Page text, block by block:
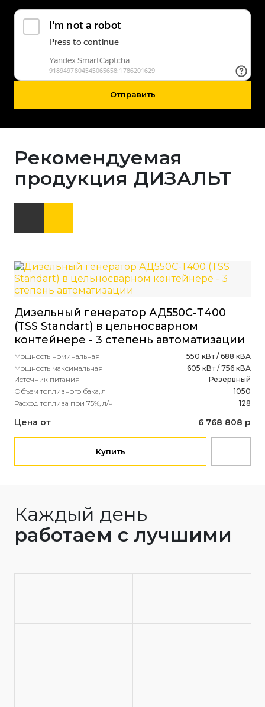
Отправить
Рекомендуемая
продукция ДИЗАЛЬТ
Дизельный генератор АД550С-Т400
(TSS Standart) в цельносварном
контейнере - 3 степень автоматизации
Мощность номинальная
550 кВт / 688 кВА
Мощность максимальная
605 кВт / 756 кВА
Источник питания
Резервный
Объем топливного бака, л
1050
Расход топлива при 75%, л/ч
128
Цена от 6 768 808 р
Купить
Каждый день
работаем с лучшими